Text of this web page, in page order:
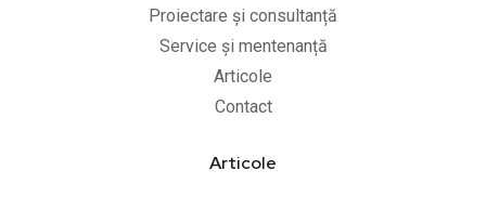
Proiectare și consultanță
Service și mentenanță
Articole
Contact
Articole